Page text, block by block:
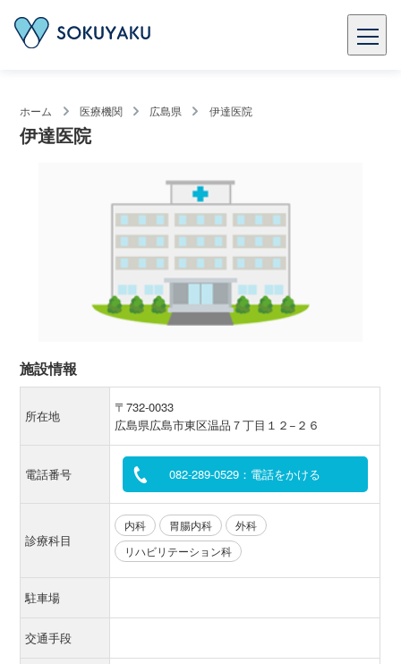
ホーム 医療機関 広島県 伊達医院
伊達医院
施設情報
所在地
〒732-0033
広島県広島市東区温品７丁目１２−２６
電話番号 082-289-0529：電話をかける
診療科目
内科 胃腸内科
外科
リハビリテーション科
駐車場
交通手段